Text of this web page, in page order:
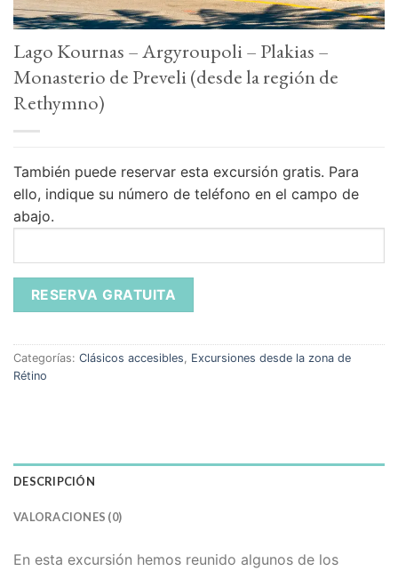
Lago Kournas – Argyroupoli – Plakias –
Monasterio de Preveli (desde la región de
Rethymno)
También puede reservar esta excursión gratis. Para
ello, indique su número de teléfono en el campo de
abajo.
Categorías: Clásicos accesibles
Excursiones desde la zona de
Rétino
DESCRIPCIÓN
VALORACIONES (0)
En esta excursión hemos reunido algunos de los